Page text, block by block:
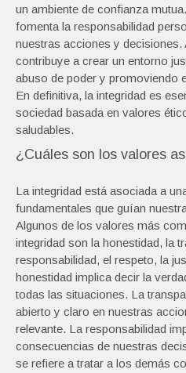
un ambiente de confianza
fomenta la responsabilidad
nuestras acciones y decisiones.
contribuye a crear un entorno
abuso de poder y promoviendo
En definitiva, la integridad es
sociedad basada en valores
saludables.
¿Cuáles son los valores
La integridad está asociada a
fundamentales que guían
Algunos de los valores más
integridad son la honestidad, la
responsabilidad, el respeto, la
honestidad implica decir la
todas las situaciones. La
abierto y claro en nuestras
relevante. La responsabilidad
consecuencias de nuestras
se refiere a tratar a los demás